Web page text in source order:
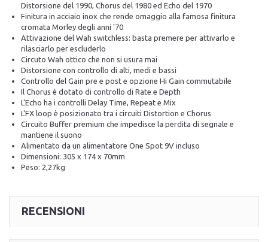
Distorsione del 1990, Chorus del 1980 ed Echo del 1970
Finitura in acciaio inox che rende omaggio alla famosa finitura
cromata Morley degli anni '70
Attivazione del Wah switchless: basta premere per attivarlo e
rilasciarlo per escluderlo
Circuto Wah ottico che non si usura mai
Distorsione con controllo di alti, medi e bassi
Controllo del Gain pre e post e opzione Hi Gain commutabile
Il Chorus è dotato di controllo di Rate e Depth
L'Echo ha i controlli Delay Time, Repeat e Mix
L'FX loop è posizionato tra i circuiti Distortion e Chorus
Circuito Buffer premium che impedisce la perdita di segnale e
mantiene il suono
Alimentato da un alimentatore One Spot 9V incluso
Dimensioni: 305 x 174 x 70mm
Peso: 2,27kg
RECENSIONI